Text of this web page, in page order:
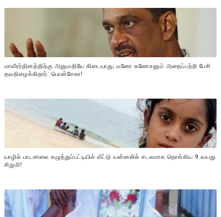
மாவீரர்தினத்திற்கு அனுமதியே கிடையாது; மனோ கணேசனும் அதைப்பற்றி பேசி
தவறிழைக்கிறார்: பொன்சேகா!
யாழில் பாடசாலை கழுத்துப்பட்டியில் வீட்டு யன்னலில் சடலமாக தொங்கிய 9 வயது
சிறுமி!